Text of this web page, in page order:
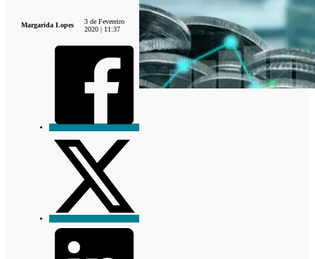
Margarida Lopes
3 de Fevereiro
2020 | 11:37